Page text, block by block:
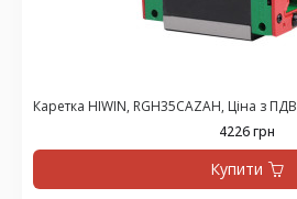
Каретка HIWIN, RGH35CAZAH, Ціна з ПДВ
4226 грн
Купити